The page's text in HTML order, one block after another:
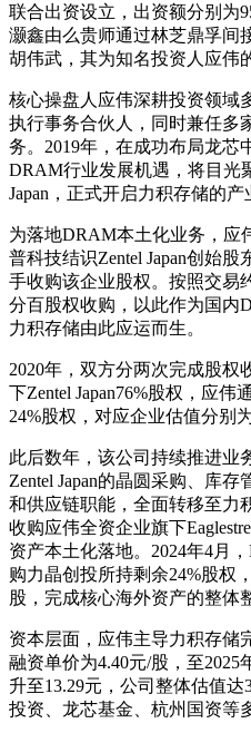
联合出资设立，出资额分别为
灏鑫由么贵师通过林芝鼎孚间
胡伟武，其为知名投资人应伟
核心操盘人应伟深耕投资领域
执行事务合伙人，同时兼任多
务。2019年，在成功布局龙芯
DRAM行业发展机遇，将目光
Japan，正式开启力积存储的产
为落地DRAM本土化业务，应
普科技结识Zentel Japan创始
手收购该企业股权。按照交易
分百股权收购，以此作为国内
力积存储由此应运而生。
2020年，双方分两次完成股权
下Zentel Japan76%股权，应伟
24%股权，对应企业估值分别
此后数年，该公司持续推进业
Zentel Japan的晶圆采购、库
和供应链职能，全面转移至力
收购应伟全资企业旗下
资产本土化落地。2024年4月
购力晶创投所持剩余24%股权
股，完成核心海外资产的整体
资本层面，应伟主导力积存储
融资单价为4.40元/股，至
升至13.29元，公司整体估值
投资、龙芯基金、杭州国资等